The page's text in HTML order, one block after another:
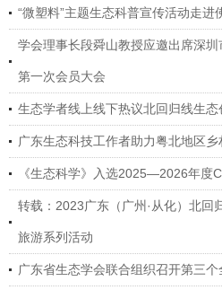
“微塑料”主题生态科普宣传活动走进
学会理事长段舜山教授应邀出席深
第一次会员大会
生态学者线上线下热议北回归线生态
广东生态科技工作者助力粤北地区乡
《生态科学》入选2025—2026年度
转载：2023广东（广州·从化）北回
旅游系列活动
广东省生态学会联合组织召开第三